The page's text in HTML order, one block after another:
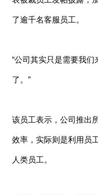
了逾千名客服员工。
“公司其实只是需要我
了。”
该员工表示，公司推出
效率，实际则是利用员
人类员工。